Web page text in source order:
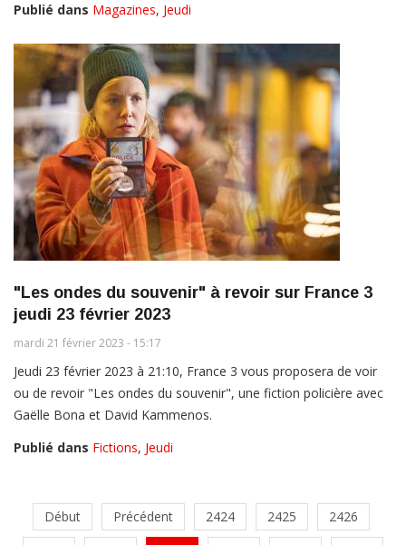
Publié dans Magazines, Jeudi
"Les ondes du souvenir" à revoir sur France 3
jeudi 23 février 2023
mardi 21 février 2023 - 15:17
Jeudi 23 février 2023 à 21:10, France 3 vous proposera de voir
ou de revoir "Les ondes du souvenir", une fiction policière avec
Gaëlle Bona et David Kammenos.
Publié dans Fictions, Jeudi
Début Précédent 2424 2425
2426